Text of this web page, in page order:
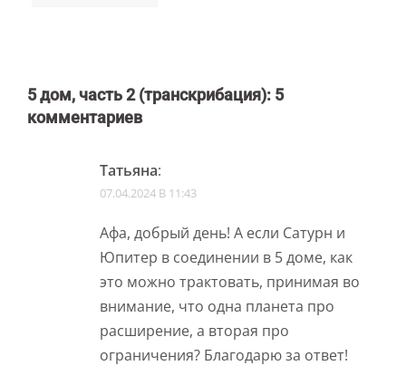
5 дом, часть 2 (транскрибация): 5
комментариев
Татьяна:
07.04.2024 В 11:43
Афа, добрый день! А если Сатурн и
Юпитер в соединении в 5 доме, как
это можно трактовать, принимая во
внимание, что одна планета про
расширение, а вторая про
ограничения? Благодарю за ответ!